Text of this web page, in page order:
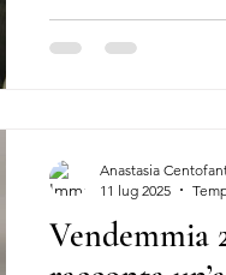
Vendemmia
Anastasia
11 lug 2025